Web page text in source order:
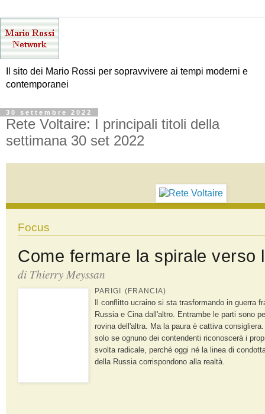
Il sito dei Mario Rossi per sopravvivere ai tempi moderni e
contemporanei
30 settembre 2022
Rete Voltaire: I principali titoli della
settimana 30 set 2022
Focus
Come fermare la spirale verso
di Thierry Meyssan
PARIGI (FRANCIA)
Il conflitto ucraino si sta trasformando in guerra
Russia e Cina dall'altro. Entrambe le parti sono
rovina dell'altra. Ma la paura è cattiva
solo se ognuno dei contendenti riconoscerà i
svolta radicale, perché oggi né la linea di
della Russia corrispondono alla realtà.